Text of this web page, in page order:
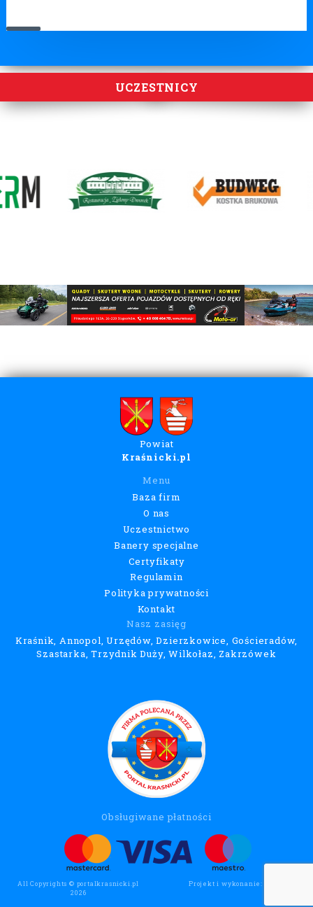
UCZESTNICY
Powiat
Kraśnicki.pl
Menu
Baza firm
O nas
Uczestnictwo
Banery specjalne
Certyfikaty
Regulamin
Polityka prywatności
Kontakt
Nasz zasięg
Kraśnik, Annopol, Urzędów, Dzierzkowice, Gościeradów,
Szastarka, Trzydnik Duży, Wilkołaz, Zakrzówek
Obsługiwane płatności
All Copyrights © portalkrasnicki.pl
2026
Projekt i wykonanie: